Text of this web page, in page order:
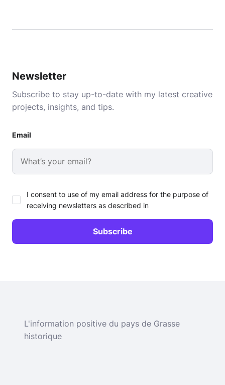
Newsletter
Subscribe to stay up-to-date with my latest creative
projects, insights, and tips.
Email
I consent to use of my email address for the purpose of
receiving newsletters as described in
L'information positive du pays de Grasse
historique